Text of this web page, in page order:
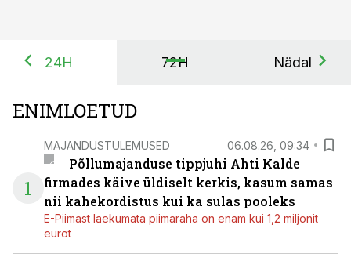
24H 72H Nädal
ENIMLOETUD
1
MAJANDUSTULEMUSED 06.08.26, 09:34
Põllumajanduse tippjuhi Ahti Kalde
firmades käive üldiselt kerkis, kasum samas
nii kahekordistus kui ka sulas pooleks
E-Piimast laekumata piimaraha on enam kui 1,2 miljonit
eurot